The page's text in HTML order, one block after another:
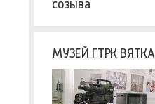
созыва
МУЗЕЙ ГТРК ВЯТКА